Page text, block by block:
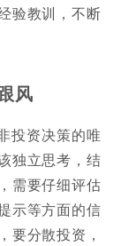
验教训，不断
风
投资决策的唯
独立思考，结
需要仔细评估
示等方面的信
要分散投资，